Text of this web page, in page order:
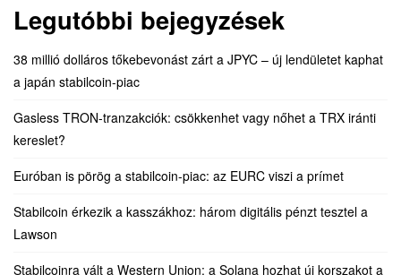
Legutóbbi bejegyzések
38 millió dolláros tőkebevonást zárt a JPYC – új lendületet kaphat
a japán stabilcoin-piac
Gasless TRON-tranzakciók: csökkenhet vagy nőhet a TRX iránti
kereslet?
Euróban is pörög a stabilcoin-piac: az EURC viszi a prímet
Stabilcoin érkezik a kasszákhoz: három digitális pénzt tesztel a
Lawson
Stabilcoinra vált a Western Union: a Solana hozhat új korszakot a